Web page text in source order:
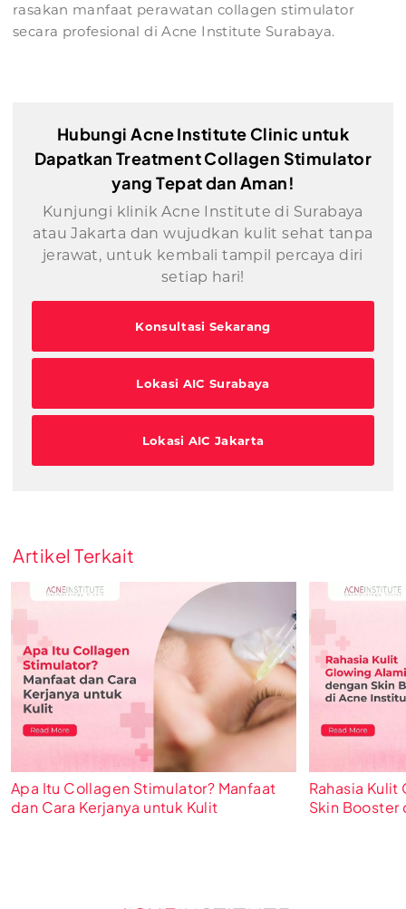
rasakan manfaat perawatan collagen stimulator
secara profesional di Acne Institute Surabaya.
Hubungi Acne Institute Clinic untuk
Dapatkan Treatment Collagen Stimulator
yang Tepat dan Aman!
Kunjungi klinik Acne Institute di Surabaya
atau Jakarta dan wujudkan kulit sehat tanpa
jerawat, untuk kembali tampil percaya diri
setiap hari!
Konsultasi Sekarang
Lokasi AIC Surabaya
Lokasi AIC Jakarta
Artikel Terkait
Apa Itu Collagen Stimulator? Manfaat
dan Cara Kerjanya untuk Kulit
Rahasia
Skin Booster